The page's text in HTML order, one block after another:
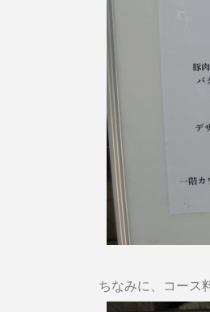
ちなみに、コース